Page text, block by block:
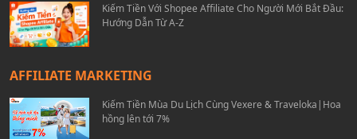
Kiếm Tiền Với Shopee Affiliate Cho Người Mới Bắt Đầu:
Hướng Dẫn Từ A-Z
AFFILIATE MARKETING
Kiếm Tiền Mùa Du Lịch Cùng Vexere & Traveloka|Hoa
hồng lên tới 7%